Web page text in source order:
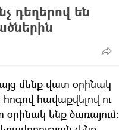
դեղերով են
մենք վատ օրինակ
հավաքվելով ու
ենք ծառայում։